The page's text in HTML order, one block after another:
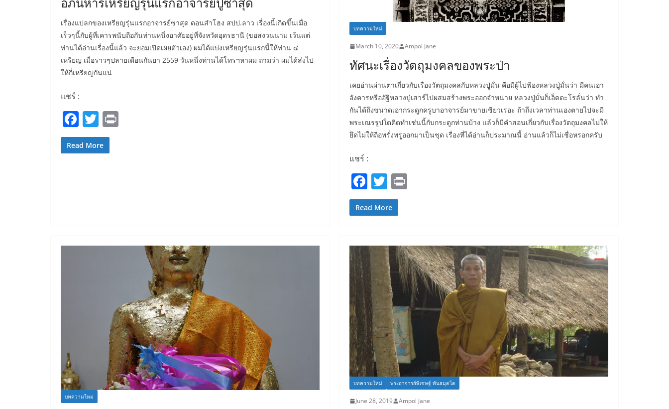
เรื่องแปลกของเหรียญรุ่นแรกอาจารย์ซาสุด ดอนสำโฮง สปป.ลาว เรื่องนี้เกิดขึ้นเมื่อ
เร็วๆนี้กับผู้ที่เคารพนับถือกันท่านหนึ่งอาศัยอยู่ที่จังหวัดอุดรธานี (ขอสงวนนาม เว้นแต่
ท่านได้อ่านเรื่องนี้แล้ว จะยอมเปิดเผยตัวเอง) ผมได้แบ่งเหรียญรุ่นแรกนี้ให้ท่าน ๔
เหรียญ เมื่อราวๆปลายเดือนกันยา 2559 วันหนึ่งท่านได้โทรฯหาผม ถามว่า ผมได้ส่งไป
ให้กี่เหรียญกันแน่
แชร์ :
F
a
c
T
w
itt
Read More
บทความใหม่
March 10, 2020 Ampol Jane
ทัศนะเรื่องวัตถุมงคลของพระป่า
เคยอ่านผ่านตาเกี่ยวกับเรื่องวัตถุมงคลกับหลวงปู่มั่น คือมีผู้ไปฟ้องหลวงปู่มั่นว่า มีคนเอา
อังคารหรืออัฐิหลวงปู่เสาร์ไปผสมสร้างพระออกจำหน่าย หลวงปู่มั่นก็เอ็ดตะโรลั่นว่า ทำ
กันได้ถึงขนาดเอากระดูกครูบาอาจารย์มาขายเชียวเรอะ ถ้าถึงเวลาท่านเองตายไปจะมี
พระเณรรูปใดคิดทำเช่นนี้กับกระดูกท่านบ้าง แล้วก็มีคำสอนเกี่ยวกับเรื่องวัตถุมงคลไม่ให้
ยึดไม่ให้ถือพรั่งพรูออกมาเป็นชุด เรื่องที่ได้อ่านก็ประมาณนี้ อ่านแล้วก็ไม่เชื่อหรอกครับ
แชร์ :
F
a
c
b
o
o
k
T
w
itt
Read More
บทความใหม่
บทความใหม่ พระอาจารย์พิเชษฐ์ พันธมุตโต
June 28, 2019 Ampol Jane